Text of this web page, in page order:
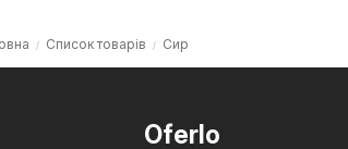
Список товарів Сир
Oferlo